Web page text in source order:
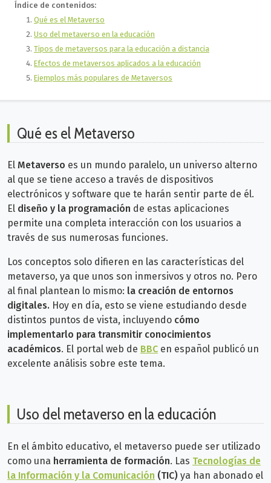
Índice de contenidos:
Qué es el Metaverso
Uso del metaverso en la educación
Tipos de metaversos para la educación a distancia
Efectos de metaversos aplicados a la educación
Ejemplos más populares de Metaversos
Qué es el Metaverso
El Metaverso es un mundo paralelo, un universo alterno
al que se tiene acceso a través de dispositivos
electrónicos y software que te harán sentir parte de él.
El diseño y la programación de estas aplicaciones
permite una completa interacción con los usuarios a
través de sus numerosas funciones.
Los conceptos solo difieren en las características del
metaverso, ya que unos son inmersivos y otros no. Pero
al final plantean lo mismo: la creación de entornos
digitales. Hoy en día, esto se viene estudiando desde
distintos puntos de vista, incluyendo cómo
implementarlo para transmitir conocimientos
académicos. El portal web de BBC en español publicó un
excelente análisis sobre este tema.
Uso del metaverso en la educación
En el ámbito educativo, el metaverso puede ser utilizado
como una herramienta de formación. Las Tecnologías de
la Información y la Comunicación (TIC) ya han abonado el